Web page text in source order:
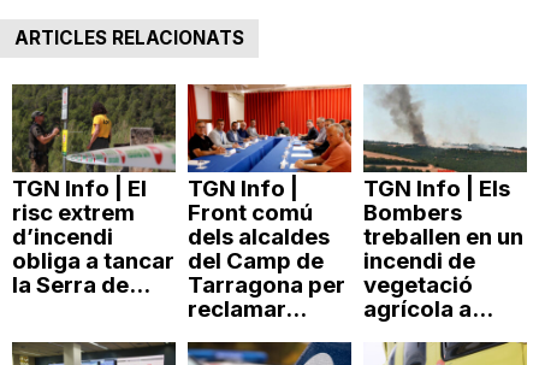
ARTICLES RELACIONATS
TGN Info | El
risc extrem
d’incendi
obliga a tancar
la Serra de...
TGN Info |
Front comú
dels alcaldes
del Camp de
Tarragona per
reclamar...
TGN Info | Els
Bombers
treballen en un
incendi de
vegetació
agrícola a...